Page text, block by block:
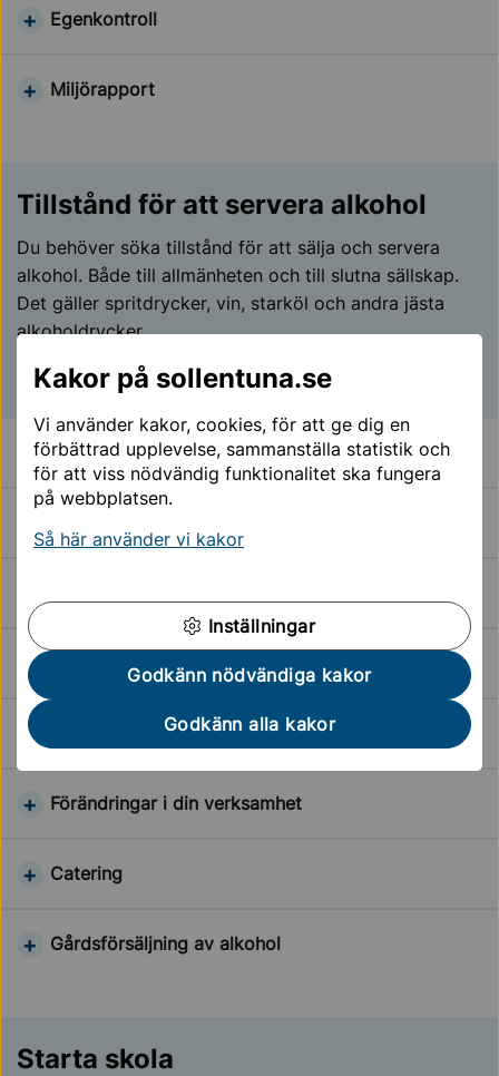
Kakor på sollentuna.se
Vi använder kakor, cookies, för att ge dig en
förbättrad upplevelse, sammanställa statistik och
för att viss nödvändig funktionalitet ska fungera
på webbplatsen.
Så här använder vi kakor
Inställningar
Godkänn nödvändiga kakor
Godkänn alla kakor
Egenkontroll
Miljörapport
Tillstånd för att servera alkohol
Du behöver söka tillstånd för att sälja och servera
alkohol. Både till allmänheten och till slutna sällskap.
Det gäller spritdrycker, vin, starköl och andra jästa
alkoholdrycker.
Tillbaka till toppen
Läs det här innan du söker
Steg 3. Trygghet och säkerhet
Steg 4. Gör din ansökan
Förändringar i din verksamhet
Catering
Gårdsförsäljning av alkohol
Starta skola